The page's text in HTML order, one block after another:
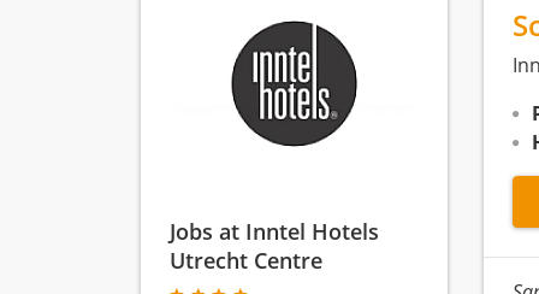
Jobs at Inntel Hotels
Utrecht Centre